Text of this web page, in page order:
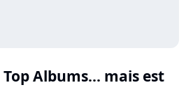
Albums... mais est